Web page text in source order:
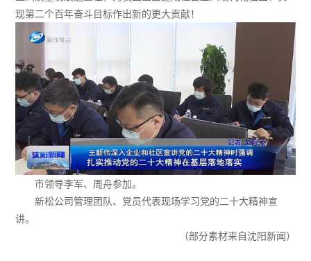
现第二个百年奋斗目标作出新的更大贡献！
市领导李军、周舟参加。
新松公司管理团队、党员代表现场学习党的二十大精神宣
讲。
（部分素材来自沈阳新闻）